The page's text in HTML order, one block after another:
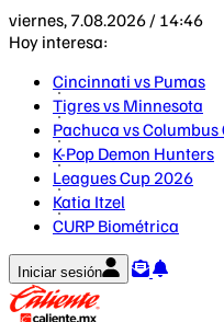
viernes, 7.08.2026 / 14:46
Hoy interesa:
Cincinnati vs Pumas
Tigres vs Minnesota
Pachuca vs Columbus
K-Pop Demon Hunters
Leagues Cup 2026
Katia Itzel
CURP Biométrica
Iniciar sesión